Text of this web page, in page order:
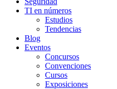
TI en números
Estudios
Tendencias
Blog
Eventos
Concursos
Convenciones
Cursos
Exposiciones